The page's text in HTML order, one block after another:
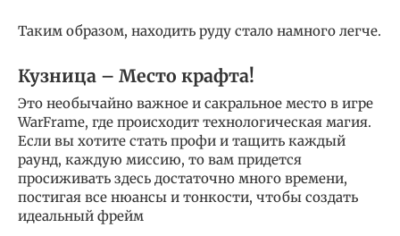
Таким образом, находить руду стало намного легче.
Кузница – Место крафта!
Это необычайно важное и сакральное место в игре
WarFrame, где происходит технологическая магия.
Если вы хотите стать профи и тащить каждый
раунд, каждую миссию, то вам придется
просиживать здесь достаточно много времени,
постигая все нюансы и тонкости, чтобы создать
идеальный фрейм